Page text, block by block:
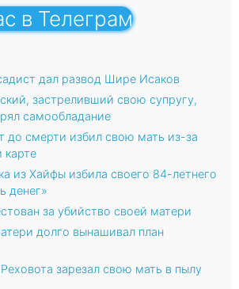
в Телеграм
дал развод Шире Исаков
застреливший свою супругу,
самообладание
до смерти избил свою мать из-за
карте
из Хайфы избила своего 84-летнего
денег»
за убийство своей матери
долго вынашивал план
зарезал свою мать в пылу